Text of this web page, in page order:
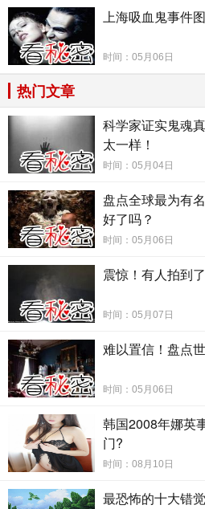
上海吸血鬼事件
时间：05月06日
热门文章
科学家证实鬼魂
太一样！
时间：05月04日
盘点全球最为有
好了吗？
时间：05月06日
震惊！有人拍到
时间：05月07日
难以置信！盘点
时间：05月06日
韩国2008年娜英
门?
时间：08月10日
最恐怖的十大错